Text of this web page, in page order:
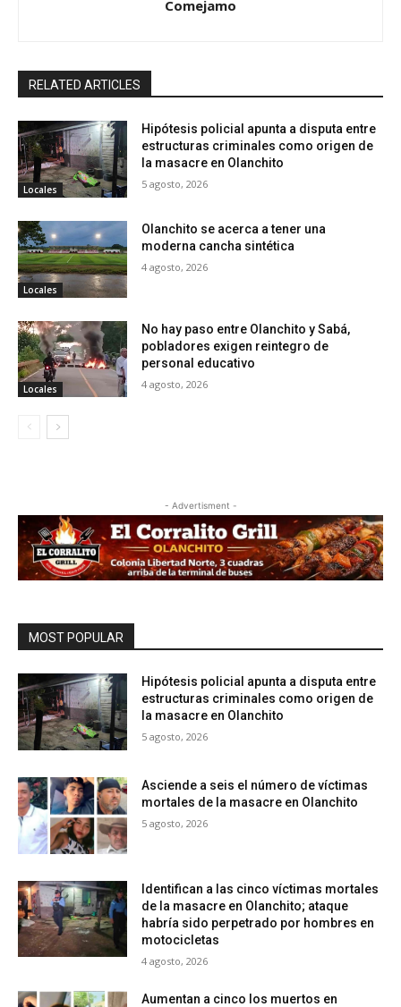
Comejamo
RELATED ARTICLES
Locales
Hipótesis policial apunta a disputa entre
estructuras criminales como origen de
la masacre en Olanchito
5 agosto, 2026
Locales
Olanchito se acerca a tener una
moderna cancha sintética
4 agosto, 2026
Locales
No hay paso entre Olanchito y Sabá,
pobladores exigen reintegro de
personal educativo
4 agosto, 2026
- Advertisment -
MOST POPULAR
Hipótesis policial apunta a disputa entre
estructuras criminales como origen de
la masacre en Olanchito
5 agosto, 2026
Asciende a seis el número de víctimas
mortales de la masacre en Olanchito
5 agosto, 2026
Identifican a las cinco víctimas mortales
de la masacre en Olanchito; ataque
habría sido perpetrado por hombres en
motocicletas
4 agosto, 2026
Aumentan a cinco los muertos en